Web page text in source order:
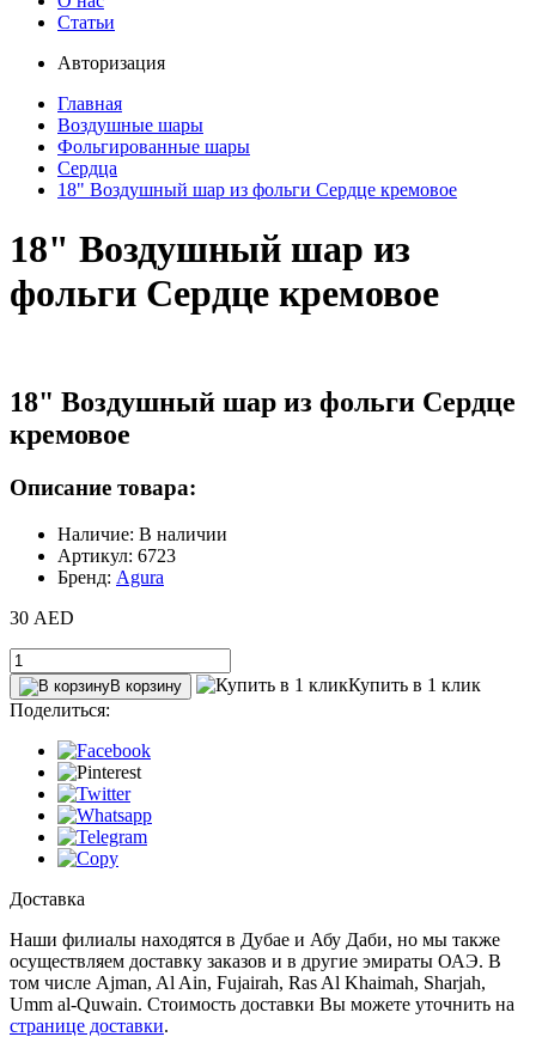
Статьи
Авторизация
Главная
Воздушные шары
Фольгированные шары
Сердца
18" Воздушный шар из фольги Сердце кремовое
18" Воздушный шар из
фольги Сердце кремовое
18" Воздушный шар из фольги Сердце
кремовое
Описание товара:
Наличие: В наличии
Артикул: 6723
Бренд: Agura
30 AED
В корзину
Купить в 1 клик
Поделиться:
Доставка
Наши филиалы находятся в Дубае и Абу Даби, но мы также
осуществляем доставку заказов и в другие эмираты ОАЭ. В
том числе Ajman, Al Ain‎, Fujairah, Ras Al Khaimah, Sharjah,
Umm al-Quwain. Стоимость доставки Вы можете уточнить на
странице доставки.